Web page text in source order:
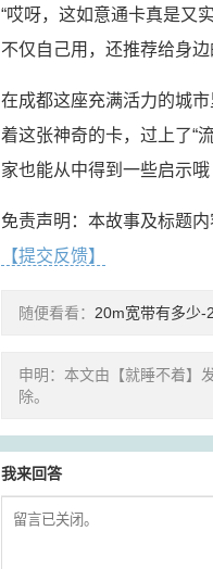
“哎呀，这如意通卡真是又
不仅自己用，还推荐给身边
在成都这座充满活力的城
着这张神奇的卡，过上了“
家也能从中得到一些启示哦
免责声明：本故事及标题
【提交反馈】
随便看看： 20m宽带有多少-
申明：本文由【就睡不着】
除。
我来回答